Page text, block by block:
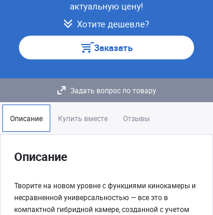
актуальную цену!
Хотите дешевле?
Заказать
Задать вопрос по товару
Описание Купить вместе Отзывы
Описание
Творите на новом уровне с функциями кинокамеры и
несравненной универсальностью — все это в
компактной гибридной камере, созданной с учетом